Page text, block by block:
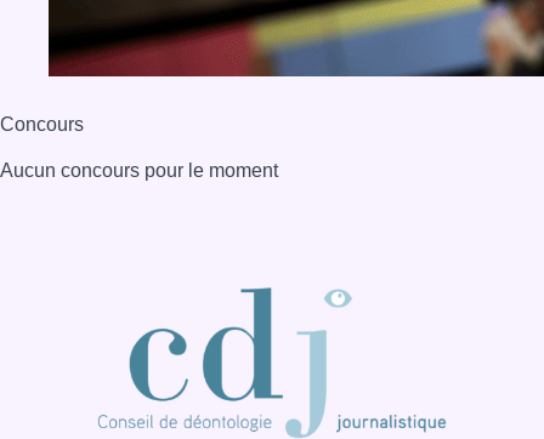
Concours
Aucun concours pour le moment